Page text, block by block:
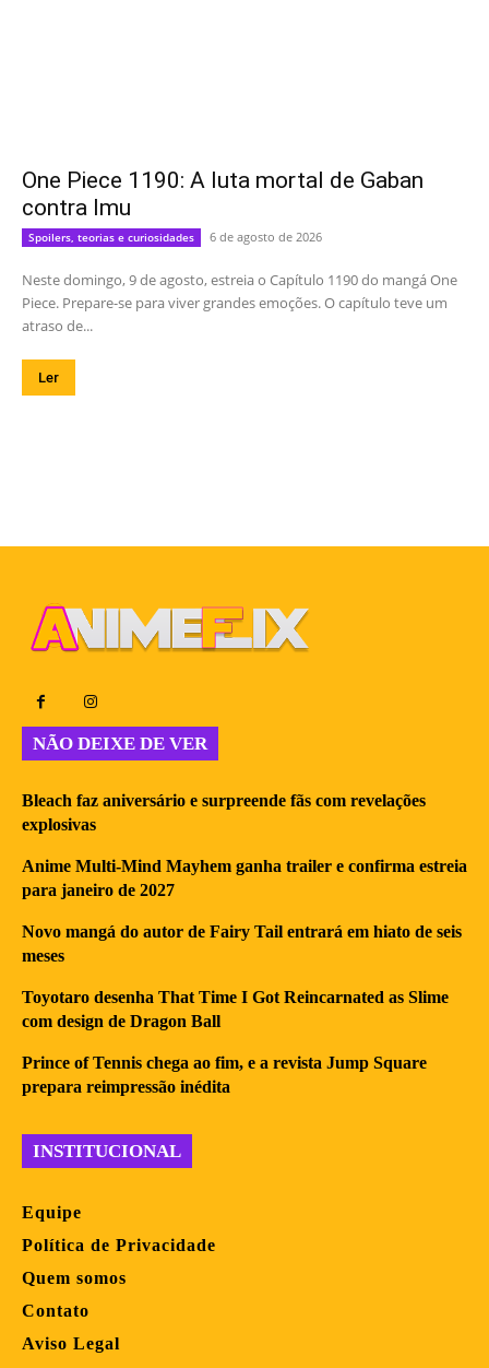
One Piece 1190: A luta mortal de Gaban
contra Imu
Spoilers, teorias e curiosidades 6 de agosto de 2026
Neste domingo, 9 de agosto, estreia o Capítulo 1190 do mangá One
Piece. Prepare-se para viver grandes emoções. O capítulo teve um
atraso de...
Ler
NÃO DEIXE DE VER
Bleach faz aniversário e surpreende fãs com revelações
explosivas
Anime Multi-Mind Mayhem ganha trailer e confirma estreia
para janeiro de 2027
Novo mangá do autor de Fairy Tail entrará em hiato de seis
meses
Toyotaro desenha That Time I Got Reincarnated as Slime
com design de Dragon Ball
Prince of Tennis chega ao fim, e a revista Jump Square
prepara reimpressão inédita
INSTITUCIONAL
Equipe
Política de Privacidade
Quem somos
Contato
Aviso Legal